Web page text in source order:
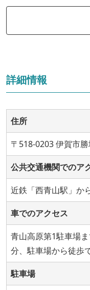
詳細情報
住所
〒518-0203 伊賀市
公共交通機関でのア
近鉄「西青山駅」か
車でのアクセス
青山高原第1駐車場
分、駐車場から徒歩
駐車場